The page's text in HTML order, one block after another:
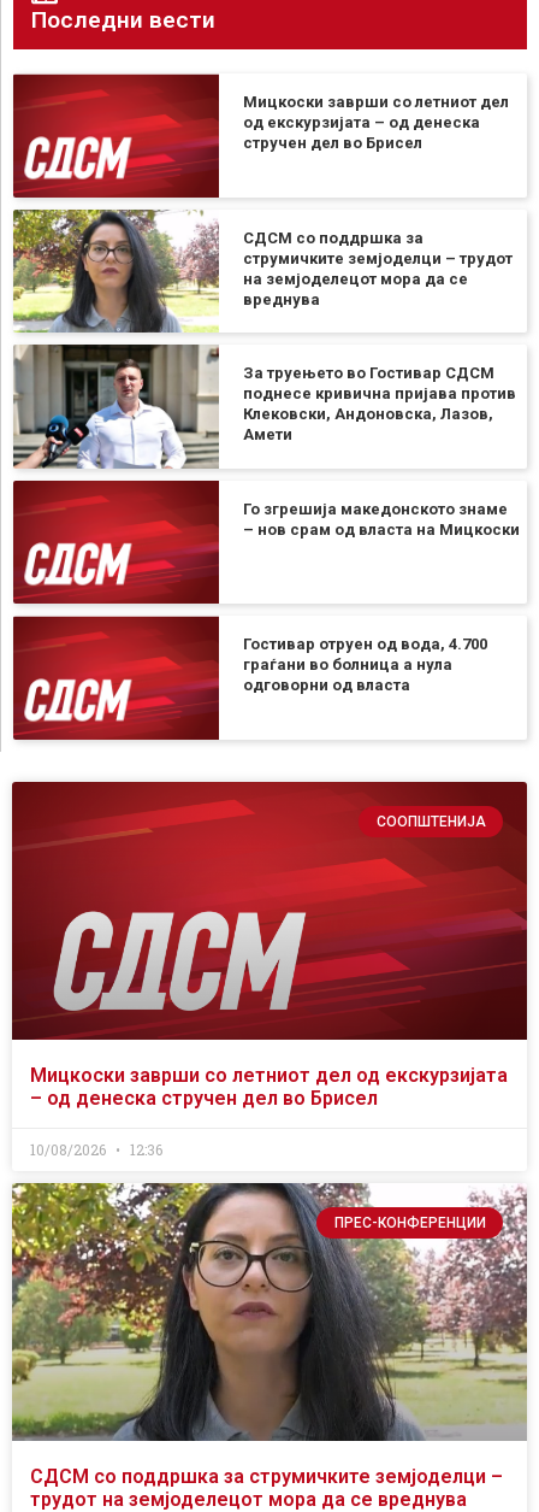
Последни вести
Мицкоски заврши со летниот дел
од екскурзијата – од денеска
стручен дел во Брисел
СДСМ со поддршка за
струмичките земјоделци – трудот
на земјоделецот мора да се
вреднува
За труењето во Гостивар СДСМ
поднесе кривична пријава против
Клековски, Андоновска, Лазов,
Амети
Го згрешија македонското знаме
– нов срам од власта на Мицкоски
Гостивар отруен од вода, 4.700
граѓани во болница а нула
одговорни од власта
СООПШТЕНИЈА
Мицкоски заврши со летниот дел од екскурзијата
– од денеска стручен дел во Брисел
10/08/2026 12:36
ПРЕС-КОНФЕРЕНЦИИ
СДСМ со поддршка за струмичките земјоделци –
трудот на земјоделецот мора да се вреднува